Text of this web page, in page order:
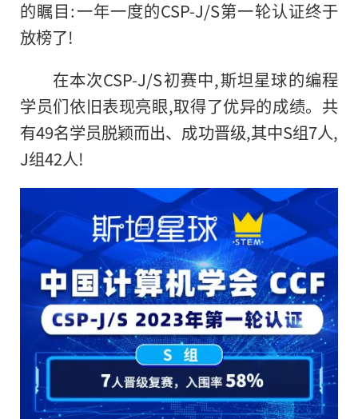
的瞩目:一年一度的CSP-J/S第一轮认证终于
放榜了!
在本次CSP-J/S初赛中,斯坦星球的编程
学员们依旧表现亮眼,取得了优异的成绩。共
有49名学员脱颖而出、成功晋级,其中S组7人,
J组42人!